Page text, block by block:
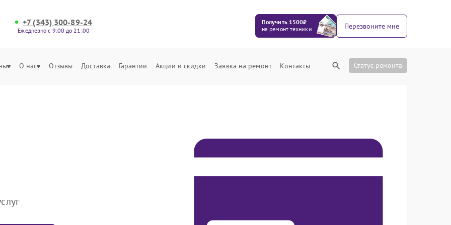
+7 (343) 300-89-24
Ежедневно с 9:00 до 21:00
Получить 1500₽
на ремонт техники
Перезвоните мне
О нас Отзывы Доставка Гарантии Акции и скидки Заявка на ремонт Контакты Статус ремонта